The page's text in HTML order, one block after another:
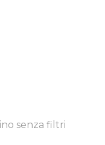
senza filtri